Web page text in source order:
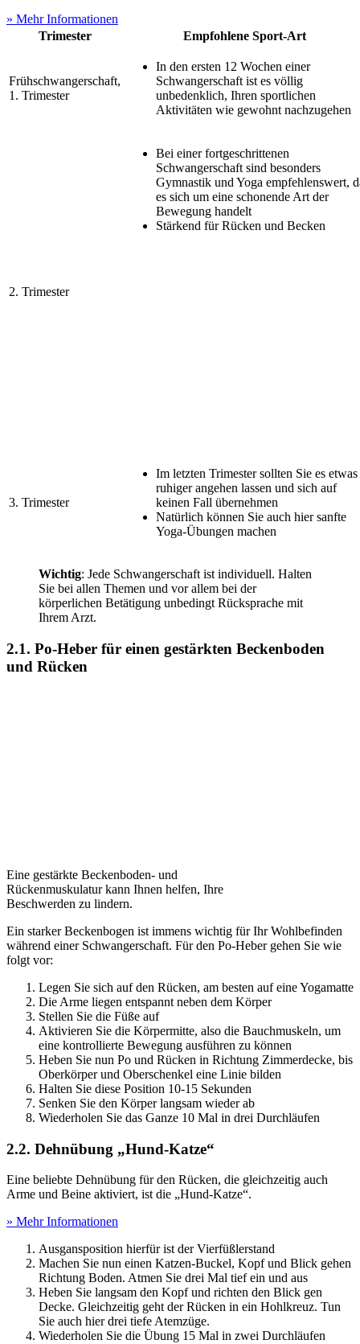
» Mehr Informationen
Trimester
Empfohlene Sport-Art
Frühschwangerschaft,
1. Trimester
In den ersten 12 Wochen einer
Schwangerschaft ist es völlig
unbedenklich, Ihren sportlichen
Aktivitäten wie gewohnt nachzugehen
2. Trimester
Bei einer fortgeschrittenen
Schwangerschaft sind besonders
Gymnastik und Yoga empfehlenswert,
es sich um eine schonende Art der
Bewegung handelt
Stärkend für Rücken und Becken
3. Trimester
Im letzten Trimester sollten Sie es etwas
ruhiger angehen lassen und sich auf
keinen Fall übernehmen
Natürlich können Sie auch hier sanfte
Yoga-Übungen machen
Wichtig: Jede Schwangerschaft ist individuell. Halten
Sie bei allen Themen und vor allem bei der
körperlichen Betätigung unbedingt Rücksprache mit
Ihrem Arzt.
2.1. Po-Heber für einen gestärkten Beckenboden
und Rücken
Eine gestärkte Beckenboden- und
Rückenmuskulatur kann Ihnen helfen, Ihre
Beschwerden zu lindern.
Ein starker Beckenbogen ist immens wichtig für Ihr Wohlbefinden
während einer Schwangerschaft. Für den Po-Heber gehen Sie wie
folgt vor:
Legen Sie sich auf den Rücken, am besten auf eine Yogamatte
Die Arme liegen entspannt neben dem Körper
Stellen Sie die Füße auf
Aktivieren Sie die Körpermitte, also die Bauchmuskeln, um
eine kontrollierte Bewegung ausführen zu können
Heben Sie nun Po und Rücken in Richtung Zimmerdecke, bis
Oberkörper und Oberschenkel eine Linie bilden
Halten Sie diese Position 10-15 Sekunden
Senken Sie den Körper langsam wieder ab
Wiederholen Sie das Ganze 10 Mal in drei Durchläufen
2.2. Dehnübung „Hund-Katze“
Eine beliebte Dehnübung für den Rücken, die gleichzeitig auch
Arme und Beine aktiviert, ist die „Hund-Katze“.
» Mehr Informationen
Ausgansposition hierfür ist der Vierfüßlerstand
Machen Sie nun einen Katzen-Buckel, Kopf und Blick gehen
Richtung Boden. Atmen Sie drei Mal tief ein und aus
Heben Sie langsam den Kopf und richten den Blick gen
Decke. Gleichzeitig geht der Rücken in ein Hohlkreuz. Tun
Sie auch hier drei tiefe Atemzüge.
Wiederholen Sie die Übung 15 Mal in zwei Durchläufen